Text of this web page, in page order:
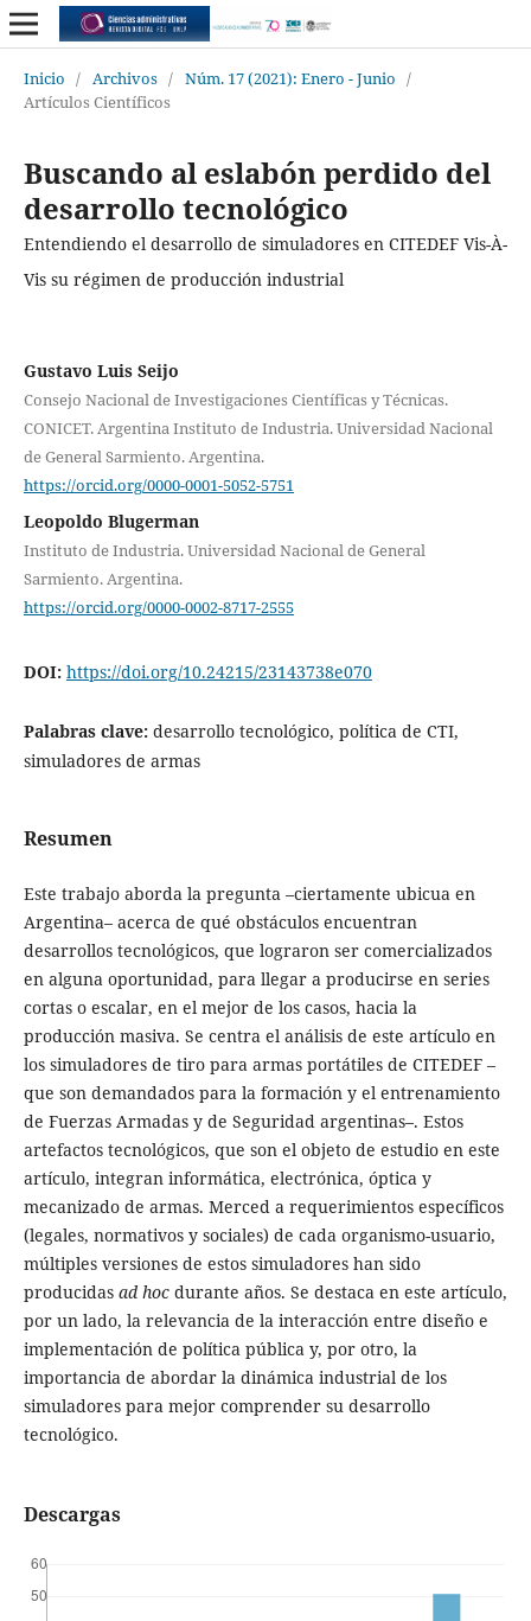
Inicio / Archivos / Núm. 17 (2021): Enero - Junio /
Artículos Científicos
Buscando al eslabón perdido del
desarrollo tecnológico
Entendiendo el desarrollo de simuladores en CITEDEF Vis-À-
Vis su régimen de producción industrial
Gustavo Luis Seijo
Consejo Nacional de Investigaciones Científicas y Técnicas.
CONICET. Argentina Instituto de Industria. Universidad Nacional
de General Sarmiento. Argentina.
https://orcid.org/0000-0001-5052-5751
Leopoldo Blugerman
Instituto de Industria. Universidad Nacional de General
Sarmiento. Argentina.
https://orcid.org/0000-0002-8717-2555
DOI: https://doi.org/10.24215/23143738e070
Palabras clave: desarrollo tecnológico, política de CTI,
simuladores de armas
Resumen
Este trabajo aborda la pregunta –ciertamente ubicua en
Argentina– acerca de qué obstáculos encuentran
desarrollos tecnológicos, que lograron ser comercializados
en alguna oportunidad, para llegar a producirse en series
cortas o escalar, en el mejor de los casos, hacia la
producción masiva. Se centra el análisis de este artículo en
los simuladores de tiro para armas portátiles de CITEDEF –
que son demandados para la formación y el entrenamiento
de Fuerzas Armadas y de Seguridad argentinas–. Estos
artefactos tecnológicos, que son el objeto de estudio en este
artículo, integran informática, electrónica, óptica y
mecanizado de armas. Merced a requerimientos específicos
(legales, normativos y sociales) de cada organismo-usuario,
múltiples versiones de estos simuladores han sido
producidas ad hocdurante años. Se destaca en este artículo,
por un lado, la relevancia de la interacción entre diseño e
implementación de política pública y, por otro, la
importancia de abordar la dinámica industrial de los
simuladores para mejor comprender su desarrollo
tecnológico.
Descargas